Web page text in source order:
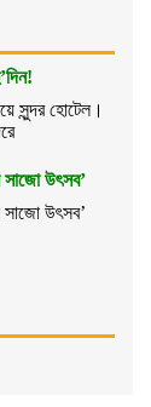
সুন্দর হোটেল।
সাজো উৎসব’
সাজো উৎসব’